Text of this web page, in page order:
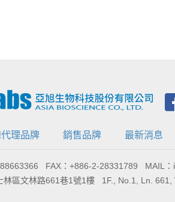
理品牌 銷售品牌 最新消息
FAX：+886-2-28331789 MAIL：
林區文林路661巷1號1樓 1F., No.1, Ln.